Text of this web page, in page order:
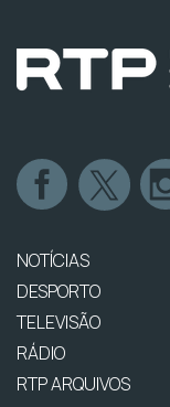
NOTÍCIAS
DESPORTO
TELEVISÃO
RÁDIO
RTP ARQUIVOS